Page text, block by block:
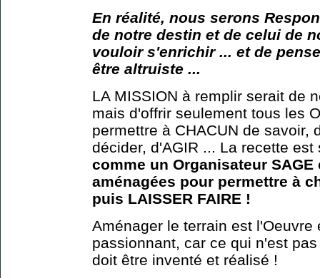
En réalité, nous serons
de notre destin et de celui de
vouloir s'enrichir ... et de
être altruiste ...
LA MISSION à remplir serait de
mais d'offrir seulement tous les
permettre à CHACUN de savoir,
décider, d'AGIR ... La recette
comme un Organisateur
aménagées pour permettre à
puis LAISSER FAIRE !
Aménager le terrain est
passionnant, car ce qui n'est
doit être inventé et réalisé !